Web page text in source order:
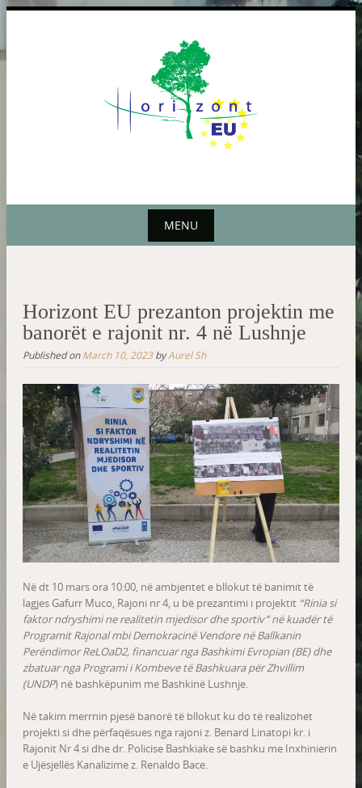
Skip
content
MENU
content
Horizont EU prezanton projektin me
banorët e rajonit nr. 4 në Lushnje
Published onMarch 10, 2023byAurel Sh
Në dt 10 mars ora 10:00, në ambjentet e bllokut të banimit të
lagjes Gafurr Muco, Rajoni nr 4, u bë prezantimi i projektit “Rinia si
faktor ndryshimi ne realitetin mjedisor dhe sportiv” në kuadër të
Programit Rajonal mbi Demokracinë Vendore në Ballkanin
Perëndimor ReLOaD2, financuar nga Bashkimi Evropian (BE) dhe
zbatuar nga Programi i Kombeve të Bashkuara për Zhvillim
(UNDP) në bashkëpunim me Bashkinë Lushnje.
Në takim merrnin pjesë banorë të bllokut ku do të realizohet
projekti si dhe përfaqësues nga rajoni z. Benard Linatopi kr. i
Rajonit Nr 4 si dhe dr. Policise Bashkiake së bashku me Inxhinierin
e Ujësjellës Kanalizime z. Renaldo Bace.